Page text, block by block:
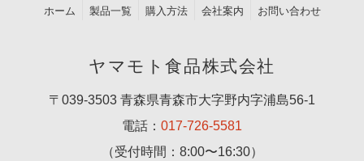
ホーム 製品一覧 購入方法 会社案内 お問い合わせ
ヤマモト食品株式会社
〒039-3503 青森県青森市大字野内字浦島56-1
電話： 017-726-5581
（受付時間：8:00〜16:30）